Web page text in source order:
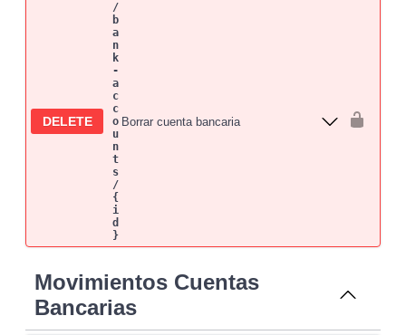
DELETE
/
b
a
n
k
-
a
c
c
o
u
n
t
s
/
{
i
d
}
Borrar cuenta bancaria
Movimientos Cuentas
Bancarias